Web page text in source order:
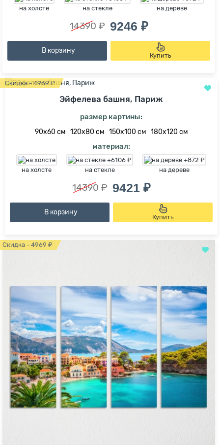
на холсте на стекле на дереве
14390 ₽ 9246 ₽
В корзину
Купить
Скидка - 4969 ₽
Эйфелева башня, Париж
размер картины:
90х60 см 120х80 см 150х100 см 180х120 см
материал:
на холсте на стекле на дереве
14390 ₽ 9421 ₽
В корзину
Купить
Скидка - 4969 ₽